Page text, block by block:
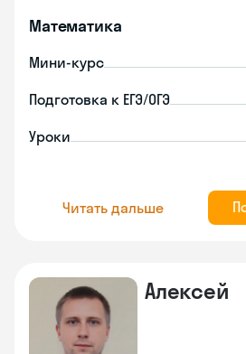
Математика
Мини-курс
Подготовка к ЕГЭ/ОГЭ
Уроки
Читать дальше
Алексей